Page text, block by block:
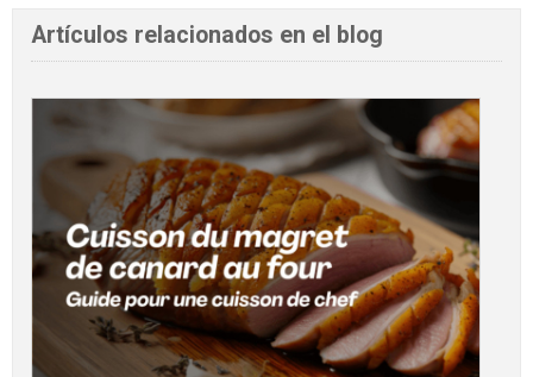
Artículos relacionados en el blog